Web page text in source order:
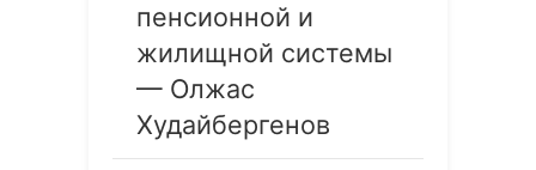
пенсионной и
жилищной системы
— Олжас
Худайбергенов